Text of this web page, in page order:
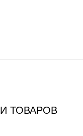
ТОВАРОВ